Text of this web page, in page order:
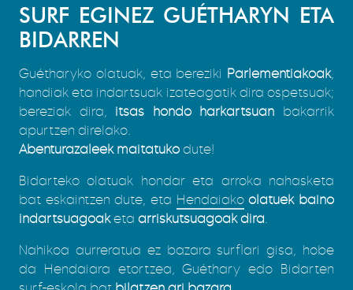
SURF EGINEZ GUÉTHARYN ETA
BIDARREN
Guétharyko olatuak, eta bereziki Parlementiakoak,
handiak eta indartsuak izateagatik dira ospetsuak;
bereziak dira, itsas hondo harkartsuan bakarrik
apurtzen direlako.
Abenturazaleek maitatuko dute!
Bidarteko olatuak hondar eta arroka nahasketa
bat eskaintzen dute, eta Hendaiako olatuek baino
indartsuagoaketa arriskutsuagoak dira.
Nahikoa aurreratua ez bazara surflari gisa, hobe
da Hendaiara etortzea, Guéthary edo Bidarten